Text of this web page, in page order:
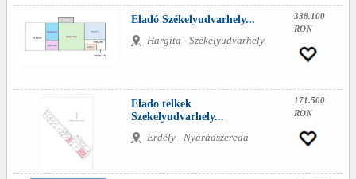
Eladó Székelyudvarhely...
Hargita - Székelyudvarhely
338.100
RON
Elado telkek
Szekelyudvarhely...
Erdély - Nyárádszereda
171.500
RON